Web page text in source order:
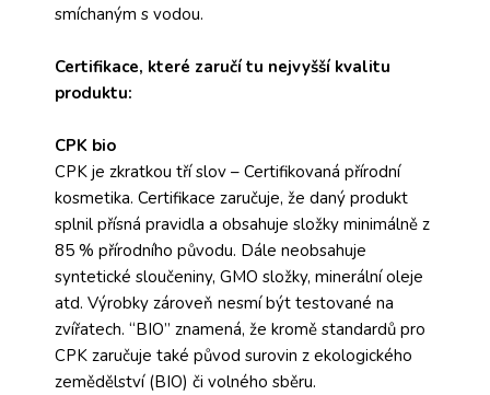
smíchaným s vodou.
Certifikace, které zaručí tu nejvyšší kvalitu
produktu:
CPK bio
CPK je zkratkou tří slov – Certifikovaná přírodní
kosmetika. Certifikace zaručuje, že daný produkt
splnil přísná pravidla a obsahuje složky minimálně z
85 % přírodního původu. Dále neobsahuje
syntetické sloučeniny, GMO složky, minerální oleje
atd. Výrobky zároveň nesmí být testované na
zvířatech. “BIO” znamená, že kromě standardů pro
CPK zaručuje také původ surovin z ekologického
zemědělství (BIO) či volného sběru.